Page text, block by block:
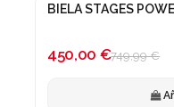
¡En oferta!
BIELA STAGES
450,00 €749,99 €